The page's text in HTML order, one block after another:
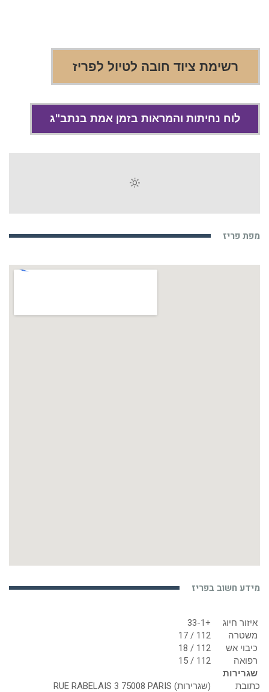
רשימת ציוד חובה לטיול לפריז
לוח נחיתות והמראות בזמן אמת בנתב"ג
מפת פריז
מידע חשוב בפריז
איזור חיוג
+33-1
משטרה
112 / 17
כיבוי אש
112 / 18
רפואה
112 / 15
שגרירות
כתובת
(שגרירות) RUE RABELAIS 3 75008 PARIS